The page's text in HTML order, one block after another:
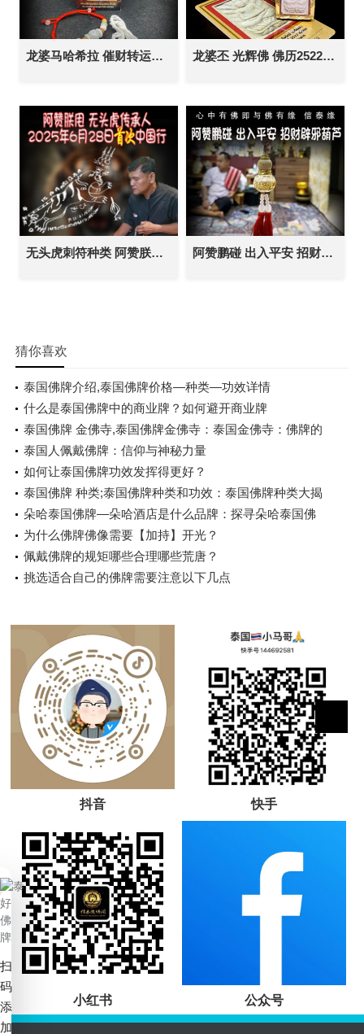
龙婆马哈希拉 催财转运手链 生意 事业 招财 守财 钱多多平安健康 龙婆丕 光辉佛 佛历2522年 泰国佛牌 运势财运 生意事业 人缘人脉
无头虎刺符种类 阿赞朕甩 2025年6月28日 中国广州法会 刺符纹身 一对一法事 阿赞鹏碰 出入平安 招财辟邪葫芦 泰国佛牌 吸财守财固财 助人缘贵人 生意事业 驱邪挡灾
猜你喜欢
泰国佛牌介绍,泰国佛牌价格—种类—功效详情
什么是泰国佛牌中的商业牌？如何避开商业牌
泰国佛牌 金佛寺,泰国佛牌金佛寺：泰国金佛寺：佛牌的
圣地
泰国人佩戴佛牌：信仰与神秘力量
如何让泰国佛牌功效发挥得更好？
泰国佛牌 种类;泰国佛牌种类和功效：泰国佛牌种类大揭
秘
朵哈泰国佛牌—朵哈酒店是什么品牌：探寻朵哈泰国佛
牌的神秘力量
为什么佛牌佛像需要【加持】开光？
佩戴佛牌的规矩哪些合理哪些荒唐？
挑选适合自己的佛牌需要注意以下几点
抖音 快手
小红书 公众号
扫
码
添
加